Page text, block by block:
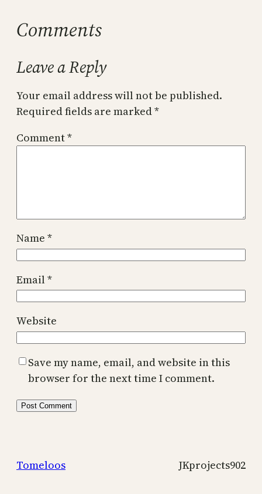
Comments
Leave a Reply
Your email address will not be published.
Required fields are marked*
Comment*
Name *
Email*
Website
Save my name, email, and website in this
browser for the next time I comment.
Tomeloos JKprojects902